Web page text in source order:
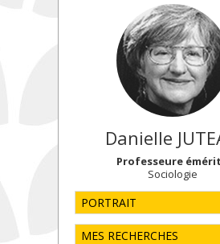
Danielle
Professeure
Sociologie
PORTRAIT
MES RECHERCHES